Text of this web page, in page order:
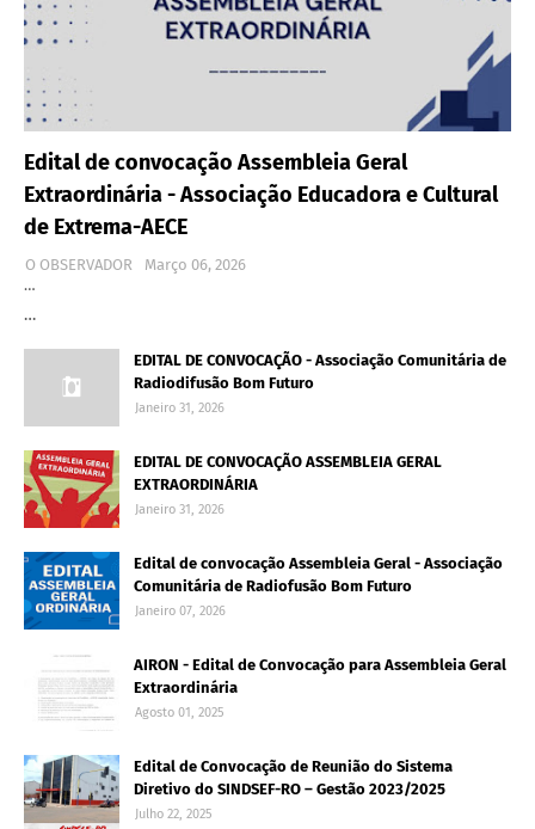
Edital de convocação Assembleia Geral
Extraordinária - Associação Educadora e Cultural
de Extrema-AECE
O OBSERVADOR
Março 06, 2026
…
…
EDITAL DE CONVOCAÇÃO - Associação Comunitária de
Radiodifusão Bom Futuro
Janeiro 31, 2026
EDITAL DE CONVOCAÇÃO ASSEMBLEIA GERAL
EXTRAORDINÁRIA
Janeiro 31, 2026
Edital de convocação Assembleia Geral - Associação
Comunitária de Radiofusão Bom Futuro
Janeiro 07, 2026
AIRON - Edital de Convocação para Assembleia Geral
Extraordinária
Agosto 01, 2025
Edital de Convocação de Reunião do Sistema
Diretivo do SINDSEF-RO – Gestão 2023/2025
Julho 22, 2025